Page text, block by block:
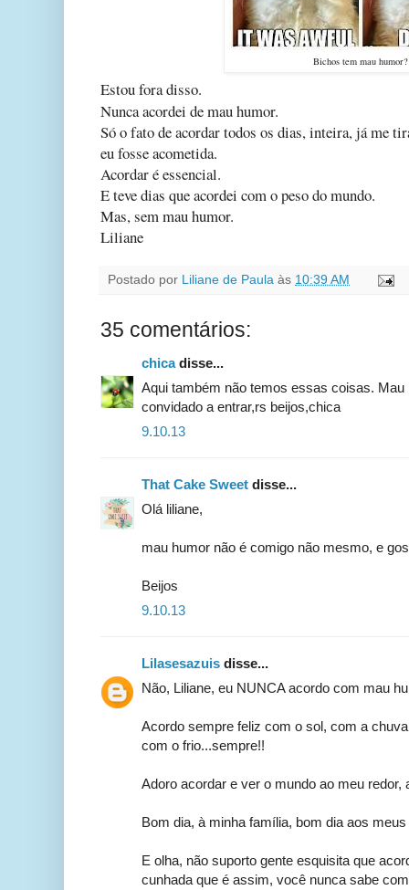
Bichos tem mau humor?
Estou fora disso.
Nunca acordei de mau humor.
Só o fato de acordar todos os dias, inteira, já me
eu fosse acometida.
Acordar é essencial.
E teve dias que acordei com o peso do mundo.
Mas, sem mau humor.
Liliane
Postado por Liliane de Paula às 10:39 AM
35 comentários:
chicadisse...
Aqui também não temos essas coisas. Mau
convidado a entrar,rs beijos,chica
9.10.13
That Cake Sweet disse...
Olá liliane,
mau humor não é comigo não mesmo, e
Beijos
9.10.13
Lilasesazuis disse...
Não, Liliane, eu NUNCA acordo com mau
Acordo sempre feliz com o sol, com a
com o frio...sempre!!
Adoro acordar e ver o mundo ao meu redor,
Bom dia, à minha família, bom dia aos
E olha, não suporto gente esquisita que
cunhada que é assim, você nunca sabe